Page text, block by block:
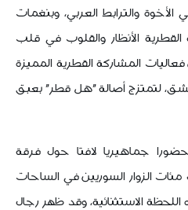
والترابط العربي، وبنغمات
الأنظار والقلوب في قلب
المشاركة القطرية المميزة
لتمتزج أصالة "هل قطر" بعبق
جماهيريا لافتا حول فرقة
الزوار السوريين في الساحات
الاستثنائية، وقد ظهر رجال